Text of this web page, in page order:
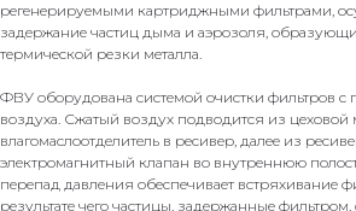
регенерируемыми картриджными фильтрами,
задержание частиц дыма и аэрозоля,
термической резки металла.
ФВУ оборудована системой очистки фильтров с
воздуха. Сжатый воздух подводится из цеховой
влагомаслоотделитель в ресивер, далее из
электромагнитный клапан во внутреннюю
перепад давления обеспечивает встряхивание
результате чего частицы, задержанные